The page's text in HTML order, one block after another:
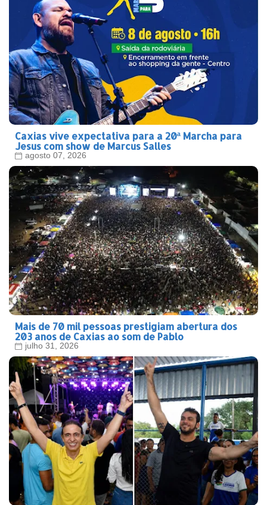
Caxias vive expectativa para a 20ª Marcha para
Jesus com show de Marcus Salles
agosto 07, 2026
Mais de 70 mil pessoas prestigiam abertura dos
203 anos de Caxias ao som de Pablo
julho 31, 2026